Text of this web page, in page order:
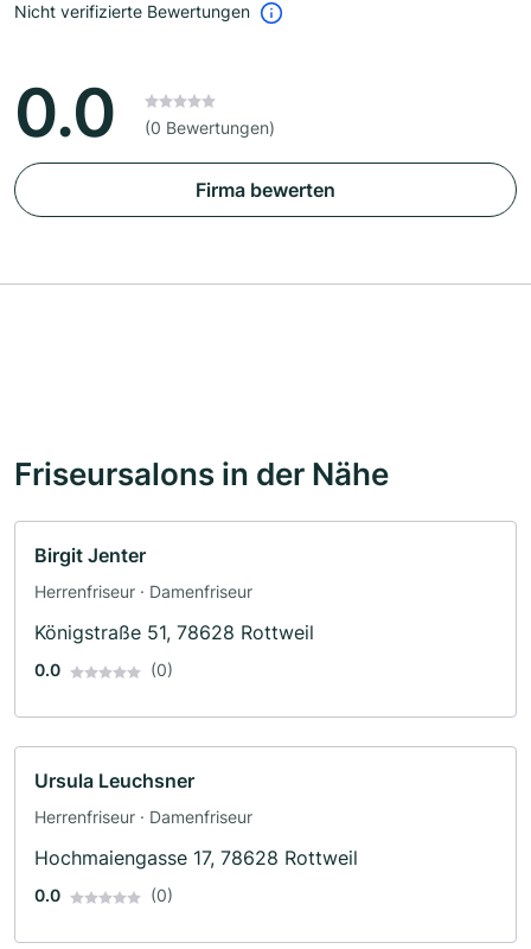
Nicht verifizierte Bewertungen
0.0 (0 Bewertungen)
Firma bewerten
Friseursalons in der Nähe
Birgit Jenter
Herrenfriseur · Damenfriseur
Königstraße 51, 78628 Rottweil
0.0 (0)
Ursula Leuchsner
Herrenfriseur · Damenfriseur
Hochmaiengasse 17, 78628 Rottweil
0.0 (0)